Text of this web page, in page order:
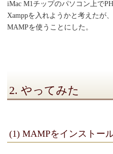
iMac M1チップのパソコン上で
Xamppを入れようかと考えたが
MAMPを使うことにした。
2. やってみた
(1) MAMPをインストール